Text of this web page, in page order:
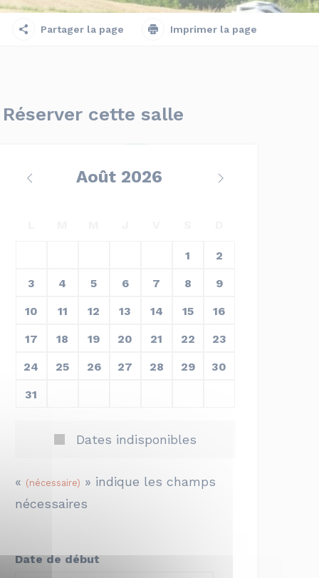
Partager la page Imprimer la page
Réserver cette salle
Août
1 2
3 4 5 6 7 8 9
10 11 12 13 14 15 16
17 18 19 20 21 22 23
24 25 26 27 28 29 30
31
Dates indisponibles
« (nécessaire) » indique les champs
nécessaires
Date de début